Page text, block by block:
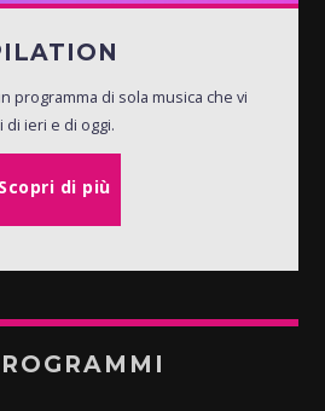
programma di sola musica che vi
di ieri e di oggi.
Scopri di più